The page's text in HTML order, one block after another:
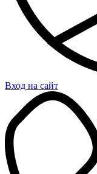
Вход на сайт